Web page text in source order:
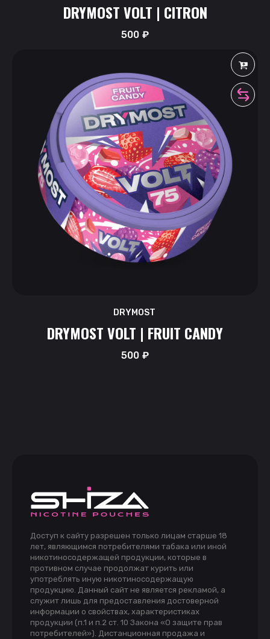
DRYMOST VOLT | CITRON
500₽
DRYMOST
DRYMOST VOLT | FRUIT CANDY
500₽
Доступ к сайту разрешен только лицам старше 18
лет, являющимся потребителями табака или иной
никотиносодержащей продукции, которые в
противном случае продолжат курить или
употреблять иную никотиносодержащую
продукцию. Данный сайт не является рекламой, а
служит лишь для предоставления достоверной
информации о свойствах, характеристиках
продукции (п.1 и п.2 ст. 10 Закона «О защите прав
потребителей»). Дистанционная продажа и